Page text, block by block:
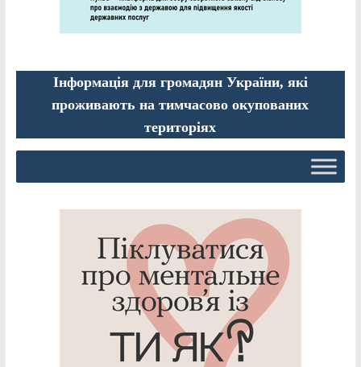
Інформація для громадян України, які
проживають на тимчасово окупованих
територіях